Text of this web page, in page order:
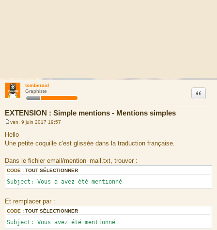
tomberaid
Graphiste
EXTENSION : Simple mentions - Mentions simples
Citation
e
s
s
e
ven. 9 juin 2017 19:57
Hello
Une petite coquille c'est glissée dans la traduction française.
Dans le fichier email/mention_mail.txt, trouver :
CODE : TOUT SÉLECTIONNER
Subject: Vous a avez été mentionné
Et remplacer par :
CODE : TOUT SÉLECTIONNER
Subject: Vous avez été mentionné